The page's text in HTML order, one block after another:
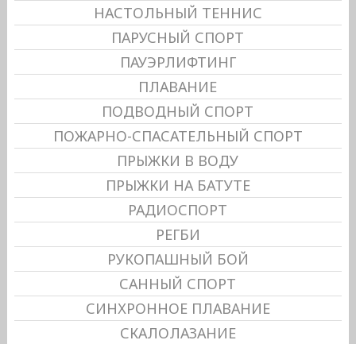
НАСТОЛЬНЫЙ ТЕННИС
ПАРУСНЫЙ СПОРТ
ПАУЭРЛИФТИНГ
ПЛАВАНИЕ
ПОДВОДНЫЙ СПОРТ
ПОЖАРНО-СПАСАТЕЛЬНЫЙ СПОРТ
ПРЫЖКИ В ВОДУ
ПРЫЖКИ НА БАТУТЕ
РАДИОСПОРТ
РЕГБИ
РУКОПАШНЫЙ БОЙ
САННЫЙ СПОРТ
СИНХРОННОЕ ПЛАВАНИЕ
СКАЛОЛАЗАНИЕ